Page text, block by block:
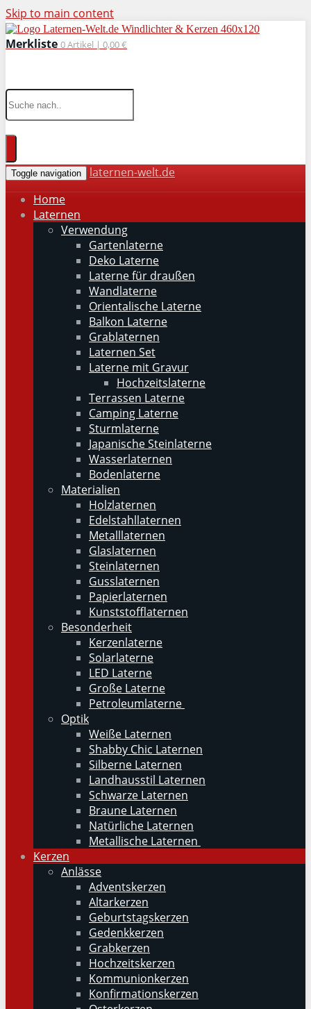
Skip to main content
Merkliste 0Artikel | 0,00 €
Toggle navigation
laternen-welt.de
Home
Laternen
Verwendung
Gartenlaterne
Deko Laterne
Laterne für draußen
Wandlaterne
Orientalische Laterne
Balkon Laterne
Grablaternen
Laternen Set
Laterne mit Gravur
Hochzeitslaterne
Terrassen Laterne
Camping Laterne
Sturmlaterne
Japanische Steinlaterne
Wasserlaternen
Bodenlaterne
Materialien
Holzlaternen
Edelstahllaternen
Metalllaternen
Glaslaternen
Steinlaternen
Gusslaternen
Papierlaternen
Kunststofflaternen
Besonderheit
Kerzenlaterne
Solarlaterne
LED Laterne
Große Laterne
Petroleumlaterne
Optik
Weiße Laternen
Shabby Chic Laternen
Silberne Laternen
Landhausstil Laternen
Schwarze Laternen
Braune Laternen
Natürliche Laternen
Metallische Laternen
Kerzen
Anlässe
Adventskerzen
Altarkerzen
Geburtstagskerzen
Gedenkkerzen
Grabkerzen
Hochzeitskerzen
Kommunionkerzen
Konfirmationskerzen